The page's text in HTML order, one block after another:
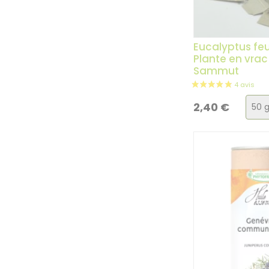
Eucalyptus
Plante en
Sammut
2,40 €
Choix
de